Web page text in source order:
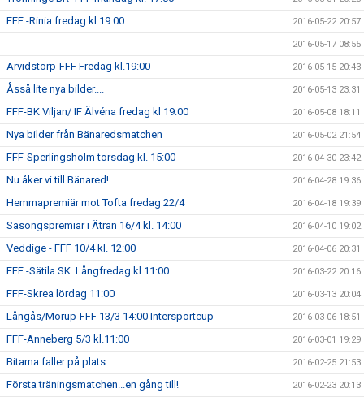
FFF -Rinia fredag kl.19:00 2016-05-22 20:57
2016-05-17 08:55
Arvidstorp-FFF Fredag kl.19:00 2016-05-15 20:43
Åsså lite nya bilder.... 2016-05-13 23:31
FFF-BK Viljan/ IF Älvéna fredag kl 19:00 2016-05-08 18:11
Nya bilder från Bänaredsmatchen 2016-05-02 21:54
FFF-Sperlingsholm torsdag kl. 15:00 2016-04-30 23:42
Nu åker vi till Bänared! 2016-04-28 19:36
Hemmapremiär mot Tofta fredag 22/4 2016-04-18 19:39
Säsongspremiär i Ätran 16/4 kl. 14:00 2016-04-10 19:02
Veddige - FFF 10/4 kl. 12:00 2016-04-06 20:31
FFF -Sätila SK. Långfredag kl.11:00 2016-03-22 20:16
FFF-Skrea lördag 11:00 2016-03-13 20:04
Långås/Morup-FFF 13/3 14:00 Intersportcup 2016-03-06 18:51
FFF-Anneberg 5/3 kl.11:00 2016-03-01 19:29
Bitarna faller på plats. 2016-02-25 21:53
Första träningsmatchen...en gång till! 2016-02-23 20:13